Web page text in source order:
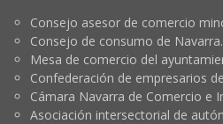
Consejo asesor de comercio
Consejo de consumo de Navarra.
Mesa de comercio del
Confederación de empresarios
Cámara Navarra de Comercio e
Asociación intersectorial de